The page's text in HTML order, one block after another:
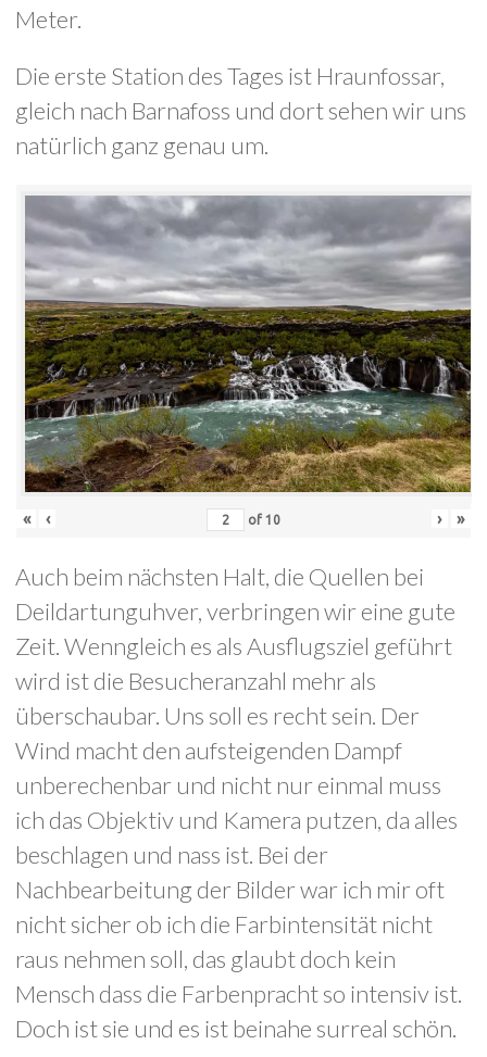
Meter.
Die erste Station des Tages ist Hraunfossar,
gleich nach Barnafoss und dort sehen wir uns
natürlich ganz genau um.
« ‹ of 10 › »
Auch beim nächsten Halt, die Quellen bei
Deildartunguhver, verbringen wir eine gute
Zeit. Wenngleich es als Ausflugsziel geführt
wird ist die Besucheranzahl mehr als
überschaubar. Uns soll es recht sein. Der
Wind macht den aufsteigenden Dampf
unberechenbar und nicht nur einmal muss
ich das Objektiv und Kamera putzen, da alles
beschlagen und nass ist. Bei der
Nachbearbeitung der Bilder war ich mir oft
nicht sicher ob ich die Farbintensität nicht
raus nehmen soll, das glaubt doch kein
Mensch dass die Farbenpracht so intensiv ist.
Doch ist sie und es ist beinahe surreal schön.